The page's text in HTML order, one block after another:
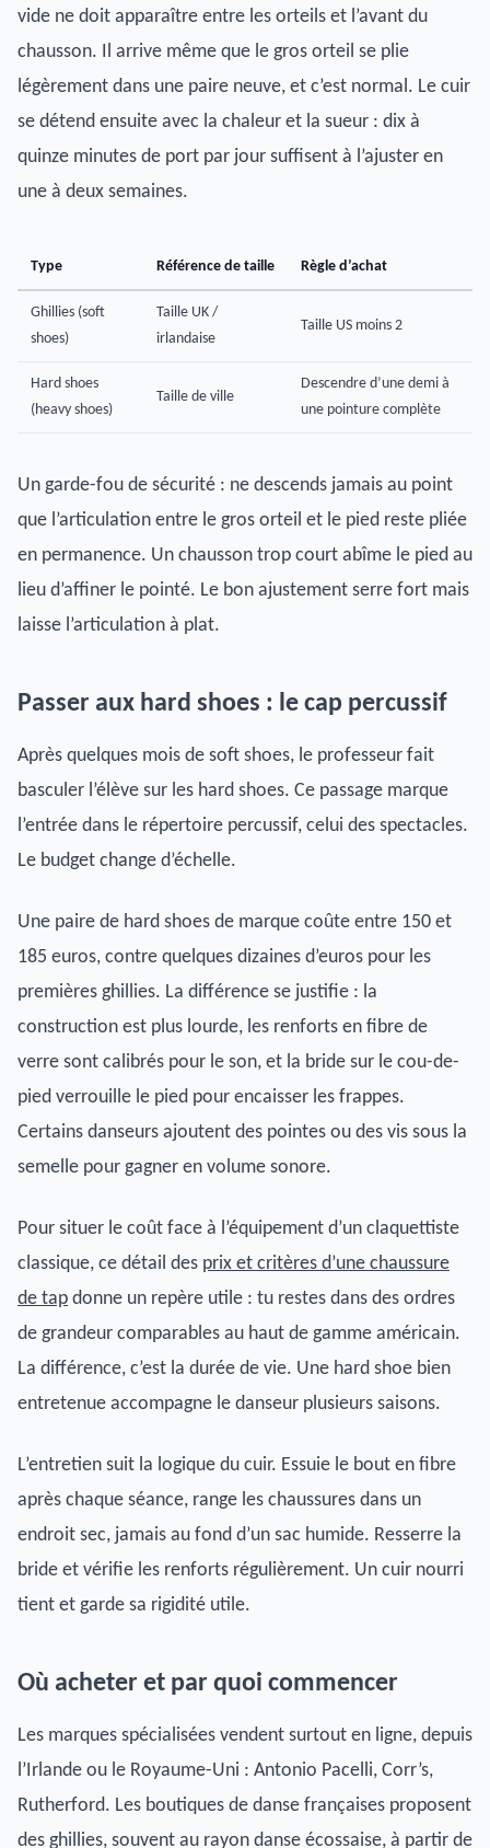
vide ne doit apparaître entre les orteils et l’avant du
chausson. Il arrive même que le gros orteil se plie
légèrement dans une paire neuve, et c’est normal. Le cuir
se détend ensuite avec la chaleur et la sueur : dix à
quinze minutes de port par jour suffisent à l’ajuster en
une à deux semaines.
Type Référence de taille Règle d’achat
Ghillies (soft
shoes)
Taille UK /
irlandaise
Taille US moins 2
Hard shoes
(heavy shoes)
Taille de ville
Descendre d’une demi à
une pointure complète
Un garde-fou de sécurité : ne descends jamais au point
que l’articulation entre le gros orteil et le pied reste pliée
en permanence. Un chausson trop court abîme le pied au
lieu d’affiner le pointé. Le bon ajustement serre fort mais
laisse l’articulation à plat.
Passer aux hard shoes : le cap percussif
Après quelques mois de soft shoes, le professeur fait
basculer l’élève sur les hard shoes. Ce passage marque
l’entrée dans le répertoire percussif, celui des spectacles.
Le budget change d’échelle.
Une paire de hard shoes de marque coûte entre 150 et
185 euros, contre quelques dizaines d’euros pour les
premières ghillies. La différence se justifie : la
construction est plus lourde, les renforts en fibre de
verre sont calibrés pour le son, et la bride sur le cou-de-
pied verrouille le pied pour encaisser les frappes.
Certains danseurs ajoutent des pointes ou des vis sous la
semelle pour gagner en volume sonore.
Pour situer le coût face à l’équipement d’un claquettiste
classique, ce détail des prix et critères d’une chaussure
de tap donne un repère utile : tu restes dans des ordres
de grandeur comparables au haut de gamme américain.
La différence, c’est la durée de vie. Une hard shoe bien
entretenue accompagne le danseur plusieurs saisons.
L’entretien suit la logique du cuir. Essuie le bout en fibre
après chaque séance, range les chaussures dans un
endroit sec, jamais au fond d’un sac humide. Resserre la
bride et vérifie les renforts régulièrement. Un cuir nourri
tient et garde sa rigidité utile.
Où acheter et par quoi commencer
Les marques spécialisées vendent surtout en ligne, depuis
l’Irlande ou le Royaume-Uni : Antonio Pacelli, Corr’s,
Rutherford. Les boutiques de danse françaises proposent
des ghillies, souvent au rayon danse écossaise, à partir de